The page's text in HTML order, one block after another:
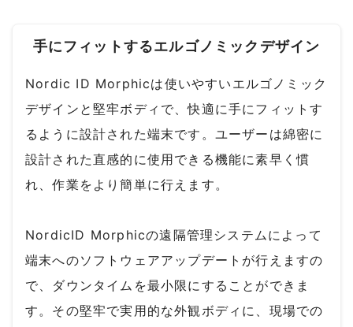
手にフィットするエルゴノミックデザイン
Nordic ID Morphicは使いやすいエルゴノミック
デザインと堅牢ボディで、快適に手にフィットす
るように設計された端末です。ユーザーは綿密に
設計された直感的に使用できる機能に素早く慣
れ、作業をより簡単に行えます。
NordicID Morphicの遠隔管理システムによって
端末へのソフトウェアアップデートが行えますの
で、ダウンタイムを最小限にすることができま
す。その堅牢で実用的な外観ボディに、現場での